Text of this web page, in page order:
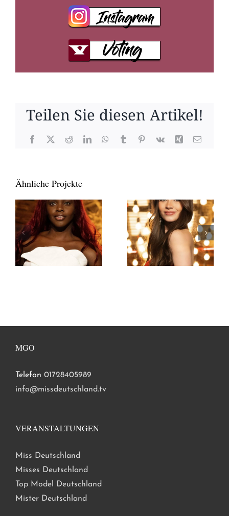
Teilen Sie diesen Artikel!
Facebook
X RedditLinkedInWhatsApp
TumblrPinterest
Vk Xing E-
Ähnliche Projekte
MGO
Telefon 01728405989
info@missdeutschland.tv
VERANSTALTUNGEN
Miss Deutschland
Misses Deutschland
Top Model Deutschland
Mister Deutschland